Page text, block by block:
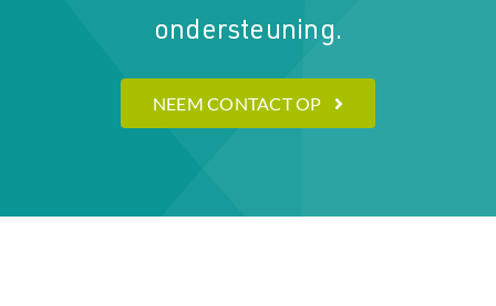
ondersteuning.
NEEM CONTACT OP